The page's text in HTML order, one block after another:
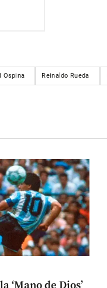
Ospina Reinaldo Rueda